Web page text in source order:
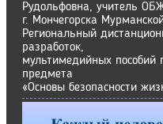
Рудольфовна, учитель
г. Мончегорска
Региональный
разработок,
мультимедийных пособий
предмета
«Основы безопасности